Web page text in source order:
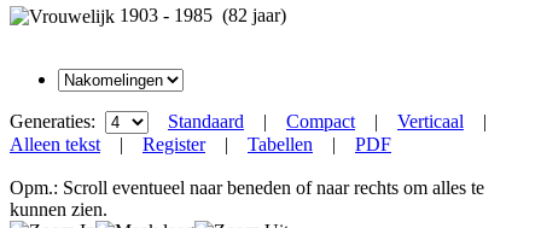
1903 - 1985 (82 jaar)
Generaties: Standaard | Compact| Verticaal |
Alleen tekst| Register| Tabellen | PDF
Opm.: Scroll eventueel naar beneden of naar rechts om alles te
kunnen zien.